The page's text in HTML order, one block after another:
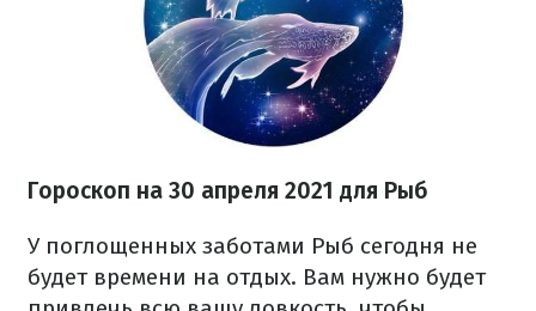
Гороскоп на 30 апреля 2021 для Рыб
У поглощенных заботами Рыб сегодня не
будет времени на отдых. Вам нужно будет